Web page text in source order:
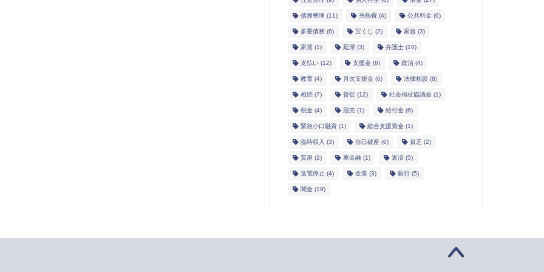
債務整理 (11) 光熱費(4) 公共料金(6)
多重債務(6) 宝くじ (2) 家族(3)
家賃(1) 延滞(3) 弁護士(10)
支払い(12) 支援金(6) 政治(4)
教育(4) 月次支援金(6) 法律相談 (8)
相続(7) 督促 (12) 社会福祉協議会(1)
税金(4) 競売(1) 給付金(6)
緊急小口融資(1) 総合支援資金(1)
臨時収入 (3) 自己破産(6) 貧乏 (2)
質屋 (2) 車金融(1) 返済(5)
送電停止 (4) 金策(3) 銀行(5)
闇金(19)